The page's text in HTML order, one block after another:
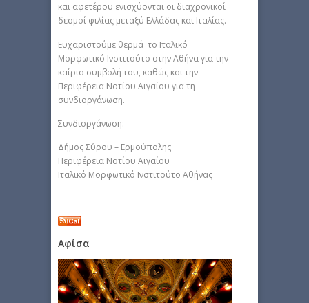
και αφετέρου ενισχύονται οι διαχρονικοί
δεσμοί φιλίας μεταξύ Ελλάδας και Ιταλίας.
Ευχαριστούμε θερμά το Ιταλικό
Μορφωτικό Ινστιτούτο στην Αθήνα για την
καίρια συμβολή του, καθώς και την
Περιφέρεια Νοτίου Αιγαίου για τη
συνδιοργάνωση.
Συνδιοργάνωση:
Δήμος Σύρου – Ερμούπολης
Περιφέρεια Νοτίου Αιγαίου
Ιταλικό Μορφωτικό Ινστιτούτο Αθήνας
Αφίσα